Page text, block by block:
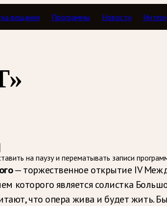
вещания Программы Новости
Лишний билетик
на паузу и перематывать записи
— торжественное открытие IV
которого является солистка
что опера жива и будет